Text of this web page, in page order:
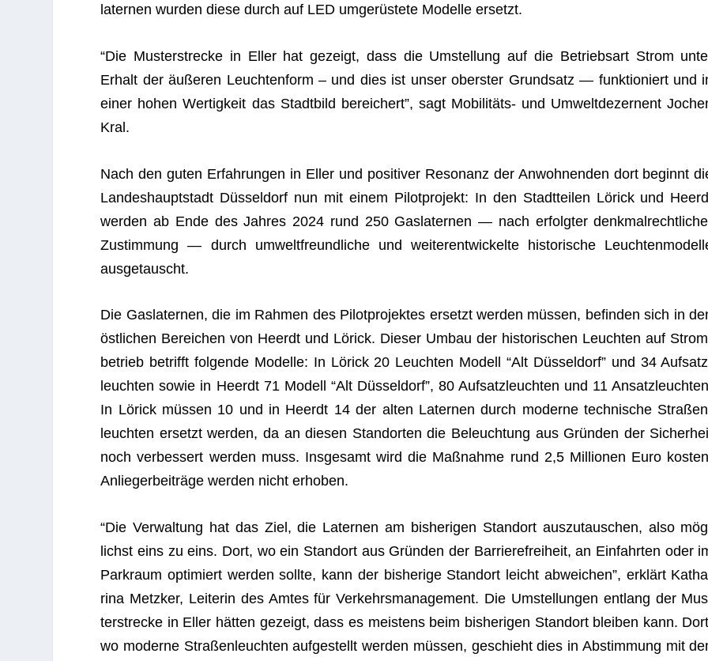
la­ter­nen wur­den diese durch auf LED umge­rüs­tete Modelle ersetzt.
“Die Mus­ter­stre­cke in Eller hat gezeigt, dass die Umstel­lung auf die Betriebs­art Strom
Erhalt der äuße­ren Leuch­ten­form – und dies ist unser obers­ter Grund­satz — funk­tio­niert und
einer hohen Wer­tig­keit das Stadt­bild berei­chert”, sagt Mobi­li­täts- und Umwelt­de­zer­nent
Kral.
Nach den guten Erfah­run­gen in Eller und posi­ti­ver Reso­nanz der Anwoh­nen­den dort beginnt
Lan­des­haupt­stadt Düs­sel­dorf nun mit einem Pilot­pro­jekt: In den Stadt­tei­len Lörick und
wer­den ab Ende des Jah­res 2024 rund 250 Gas­la­ter­nen — nach erfolg­ter
Zustim­mung — durch umwelt­freund­li­che und wei­ter­ent­wi­ckelte his­to­ri­sche
ausgetauscht.
Die Gas­la­ter­nen, die im Rah­men des Pilot­pro­jek­tes ersetzt wer­den müs­sen, befin­den sich in
öst­li­chen Berei­chen von Heerdt und Lörick. Die­ser Umbau der his­to­ri­schen Leuch­ten auf
be­trieb betrifft fol­gende Modelle: In Lörick 20 Leuch­ten Modell “Alt Düs­sel­dorf” und 34
leuch­ten sowie in Heerdt 71 Modell “Alt Düs­sel­dorf”, 80 Auf­satz­leuch­ten und 11
In Lörick müs­sen 10 und in Heerdt 14 der alten Later­nen durch moderne tech­ni­sche
leuch­ten ersetzt wer­den, da an die­sen Stand­or­ten die Beleuch­tung aus Grün­den der
noch ver­bes­sert wer­den muss. Ins­ge­samt wird die Maß­nahme rund 2,5 Mil­lio­nen Euro
Anlie­ger­bei­träge wer­den nicht erhoben.
“Die Ver­wal­tung hat das Ziel, die Later­nen am bis­he­ri­gen Stand­ort aus­zu­tau­schen, also
lichst eins zu eins. Dort, wo ein Stand­ort aus Grün­den der Bar­rie­re­frei­heit, an Ein­fahr­ten oder
Park­raum opti­miert wer­den sollte, kann der bis­he­rige Stand­ort leicht abwei­chen”, erklärt
rina Metz­ker, Lei­te­rin des Amtes für Ver­kehrs­ma­nage­ment. Die Umstel­lun­gen ent­lang der
ter­stre­cke in Eller hät­ten gezeigt, dass es meis­tens beim bis­he­ri­gen Stand­ort blei­ben kann.
wo moderne Stra­ßen­leuch­ten auf­ge­stellt wer­den müs­sen, geschieht dies in Abstim­mung mit